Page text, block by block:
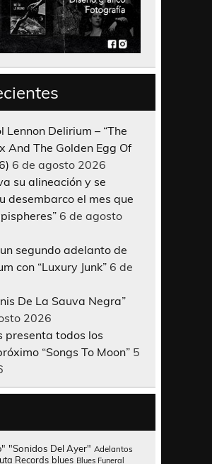
Lennon Delirium – “The
And The Golden Egg Of
6 de agosto 2026
su alineación y se
desembarco el mes que
6 de agosto
segundo adelanto de
con “Luxury Junk” 6 de
De La Sauva Negra”
2026
presenta todos los
“Songs To Moon” 5
"Sonidos Del Ayer" Adelantos
Records blues Blues Funeral